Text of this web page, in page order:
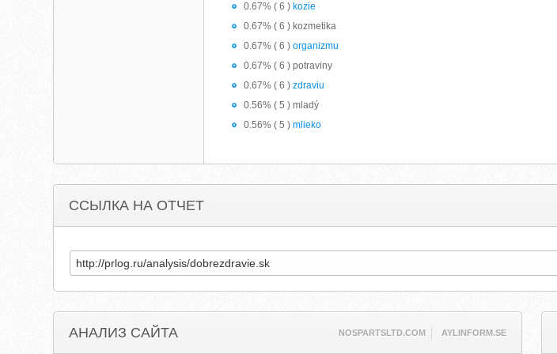
0.67% ( 6 ) kozie
0.67% ( 6 ) kozmetika
0.67% ( 6 )organizmu
0.67% ( 6 ) potraviny
0.67% ( 6 )zdraviu
0.56% ( 5 ) mladý
0.56% ( 5 )mlieko
ССЫЛКА НА ОТЧЕТ
АНАЛИЗ САЙТА NOSPARTSLTD.COM AYLINFORM.SE